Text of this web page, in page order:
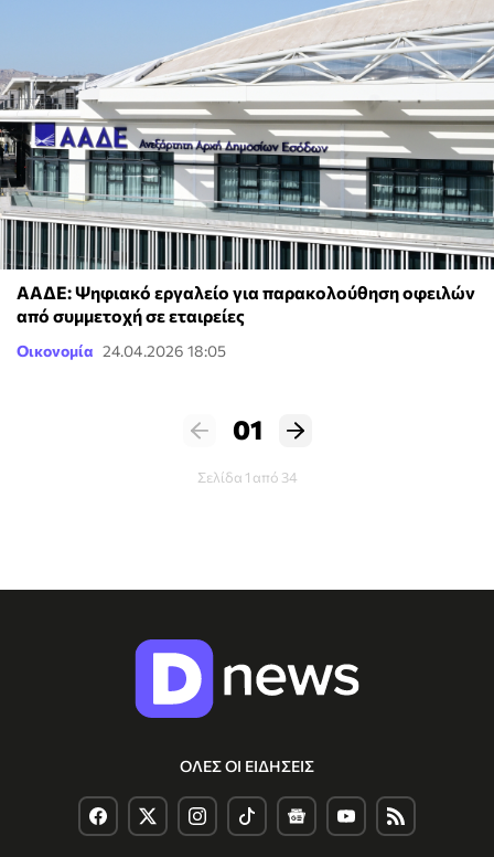
ΑΑΔΕ: Ψηφιακό εργαλείο για παρακολούθηση οφειλών
από συμμετοχή σε εταιρείες
Οικονομία 24.04.2026 18:05
01
Σελίδα 1 από 34
ΟΛΕΣ ΟΙ ΕΙΔΗΣΕΙΣ